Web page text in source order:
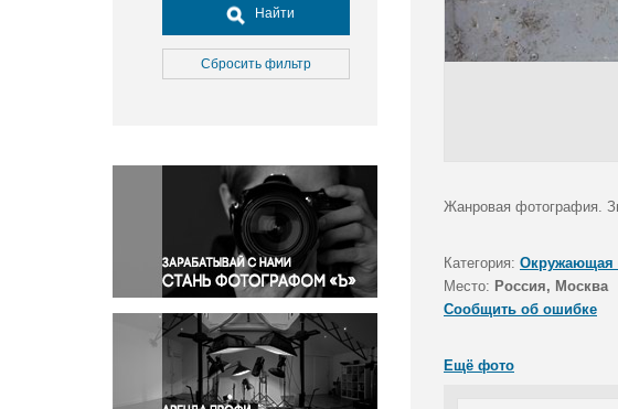
Досуг, туризм и отдых
Культура
Медицина
Окружающая среда
Политика
Правосудие
Происшествия и конфликты
Религия
Светская жизнь
Спорт
Экология
Экономика и бизнес
Найти
Сбросить фильтр
Жанровая фотография.
Категория: Окружающая
Место: Россия, Москва
Сообщить об ошибке
Ещё фото